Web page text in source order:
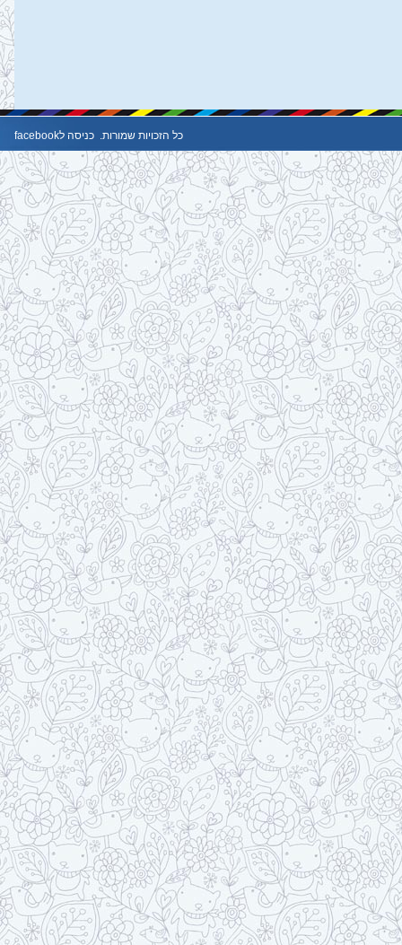
כל הזכויות שמורות. כניסה לfacebook